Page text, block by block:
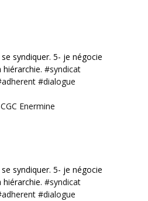
syndiquer. 5- je négocie
#syndicat
#dialogue
Enermine
syndiquer. 5- je négocie
#syndicat
#dialogue